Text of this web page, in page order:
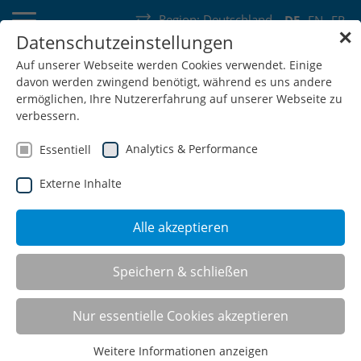
DE EN FR
Region: Deutschland
Deutschland Schweiz Österreich Belgien Frankreich
Luxemburg Niederlande Wallonie
SHOP
Bestückungswagen
Überall dort, wo montiert, repariert oder kommissioniert
wird, bietet sich der Einsatz dieser mobilen Material- und
✕
Datenschutzeinstellungen
Auf unserer Webseite werden Cookies verwendet. Einige
davon werden zwingend benötigt, während es uns andere
ermöglichen, Ihre Nutzererfahrung auf unserer Webseite zu
verbessern.
Essentiell Analytics & Performance
Externe Inhalte
Alle akzeptieren
Speichern & schließen
Nur essentielle Cookies akzeptieren
Weitere Informationen anzeigen